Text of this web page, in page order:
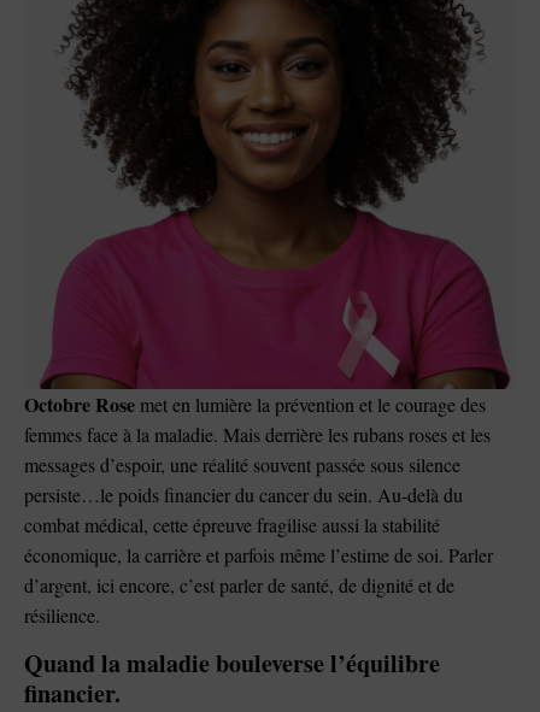
Octobre Rose met en lumière la prévention et le courage des
femmes face à la maladie. Mais derrière les rubans roses et les
messages d’espoir, une réalité souvent passée sous silence
persiste…le poids financier du cancer du sein. Au-delà du
combat médical, cette épreuve fragilise aussi la stabilité
économique, la carrière et parfois même l’estime de soi. Parler
d’argent, ici encore, c’est parler de santé, de dignité et de
résilience.
Quand la maladie bouleverse l’équilibre
financier.